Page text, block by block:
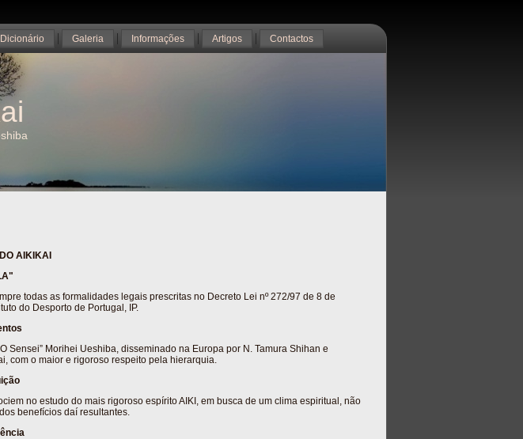
Dicionário Galeria Informações Artigos Contactos
AIKIKAI
todas as formalidades legais prescritas no Decreto Lei nº 272/97 de 8 de
do Desporto de Portugal, IP.
Sensei” Morihei Ueshiba, disseminado na Europa por N. Tamura Shihan e
com o maior e rigoroso respeito pela hierarquia.
no estudo do mais rigoroso espírito AIKI, em busca de um clima espiritual, não
benefícios daí resultantes.